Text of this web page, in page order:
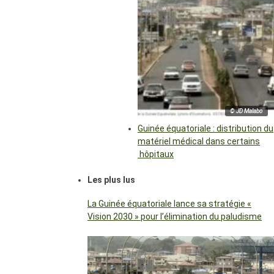
© JD Malabo
Guinée équatoriale : distribution du
matériel médical dans certains
hôpitaux
Les plus lus
La Guinée équatoriale lance sa stratégie «
Vision 2030 » pour l’élimination du paludisme